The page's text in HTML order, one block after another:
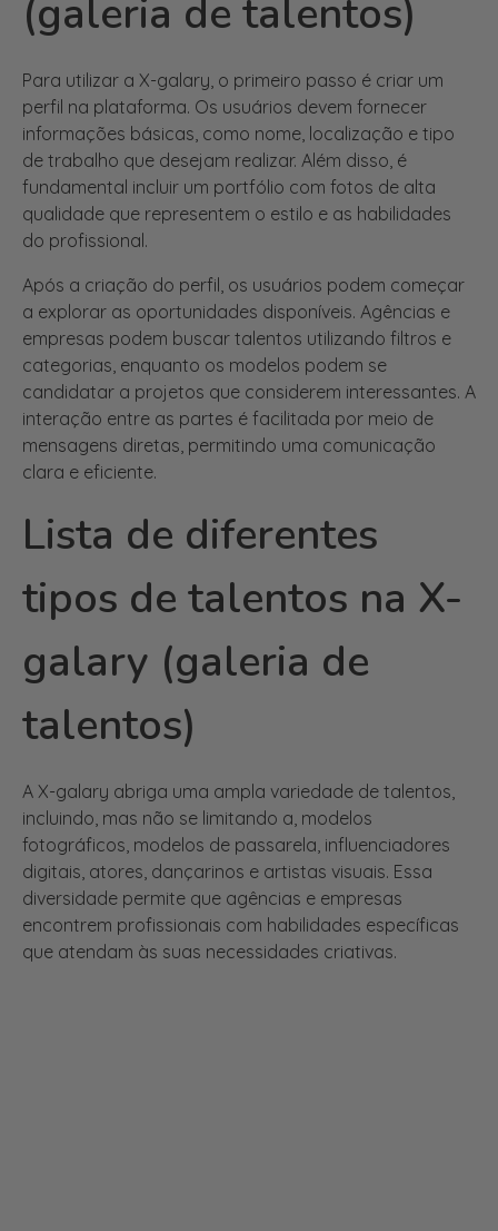
Para utilizar a X-galary, o primeiro passo é criar um
informações básicas, como nome, localização e tipo
de trabalho que desejam realizar. Além disso, é
fundamental incluir um portfólio com fotos de alta
qualidade que representem o estilo e as habilidades
do profissional.
Após a criação do perfil, os usuários podem começar
empresas podem buscar talentos utilizando filtros e
categorias, enquanto os modelos podem se
candidatar a projetos que considerem interessantes. A
interação entre as partes é facilitada por meio de
mensagens diretas, permitindo uma comunicação
clara e eficiente.
Lista de diferentes
tipos de talentos na X-
galary (galeria de
talentos)
A X-galary abriga uma ampla variedade de talentos,
fotográficos, modelos de passarela, influenciadores
digitais, atores, dançarinos e artistas visuais. Essa
diversidade permite que agências e empresas
encontrem profissionais com habilidades específicas
que atendam às suas necessidades criativas.